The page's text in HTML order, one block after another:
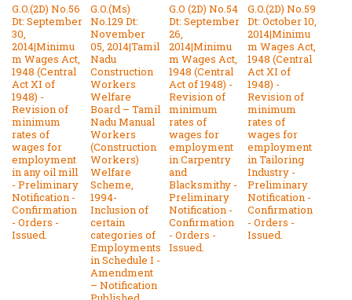
G.O.(2D) No.56
Dt: September
30,
2014|Minimu
m Wages Act,
1948 (Central
Act XI of
1948) -
Revision of
minimum
rates of
wages for
employment
in any oil mill
- Preliminary
Notification -
Confirmation
- Orders -
Issued.
G.O.(Ms)
No.129 Dt:
November
05, 2014|Tamil
Nadu
Construction
Workers
Welfare
Board – Tamil
Nadu Manual
Workers
(Construction
Workers)
Welfare
Scheme,
1994-
Inclusion of
certain
categories of
Employments
in Schedule I -
Amendment
– Notification
G.O (2D) No.54
Dt: September
26,
2014|Minimu
m Wages Act,
1948 (Central
Act of 1948) -
Revision of
minimum
rates of
wages for
employment
in Carpentry
and
Blacksmithy -
Preliminary
Notification -
Confirmation
- Orders -
Issued.
G.O.(2D) No.59
Dt: October 10,
2014|Minimu
m Wages Act,
1948 (Central
Act XI of
1948) -
Revision of
minimum
rates of
wages for
employment
in Tailoring
Industry -
Preliminary
Notification -
Confirmation
- Orders -
Issued.